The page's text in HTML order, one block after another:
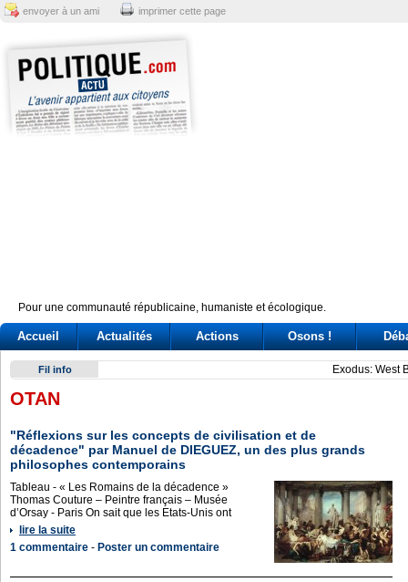
envoyer à un ami imprimer cette page
Pour une communauté républicaine, humaniste et écologique.
Accueil Actualités Actions Osons !
Fil info Exodus: West Bank hardships drive out Palestinian
OTAN
"Réflexions sur les concepts de civilisation et de
décadence" par Manuel de DIEGUEZ, un des plus grands
philosophes contemporains
Tableau - « Les Romains de la décadence »
Thomas Couture – Peintre français – Musée
d’Orsay - Paris On sait que les Etats-Unis ont
lire la suite
1 commentaire - Poster un commentaire